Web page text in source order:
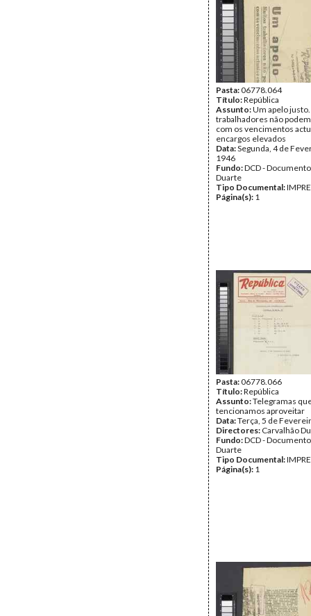
Pasta:06778.064
Título:República
Assunto:Um apelo
trabalhadores não
com os vencimentos
encargos elevados
Data:Segunda, 4 de
1946
Fundo:DCD -
Duarte
Tipo Documental:
Página(s): 1
Pasta:06778.066
Título:República
Assunto:Telegramas
tencionamos aproveitar
Data:Terça, 5 de
Directores: Carvalhão
Fundo:DCD -
Duarte
Tipo Documental:
Página(s): 1